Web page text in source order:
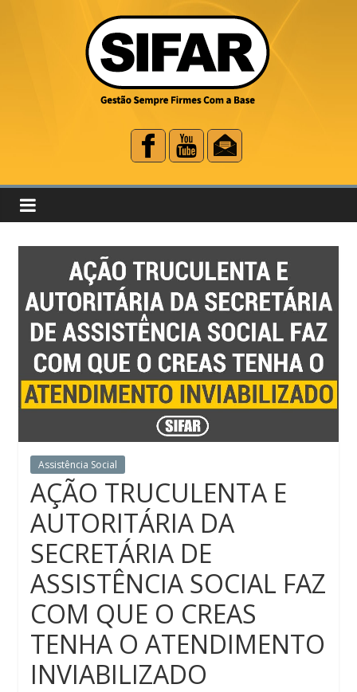
Assistência Social
AÇÃO TRUCULENTA E
AUTORITÁRIA DA
SECRETÁRIA DE
ASSISTÊNCIA SOCIAL FAZ
COM QUE O CREAS
TENHA O ATENDIMENTO
INVIABILIZADO